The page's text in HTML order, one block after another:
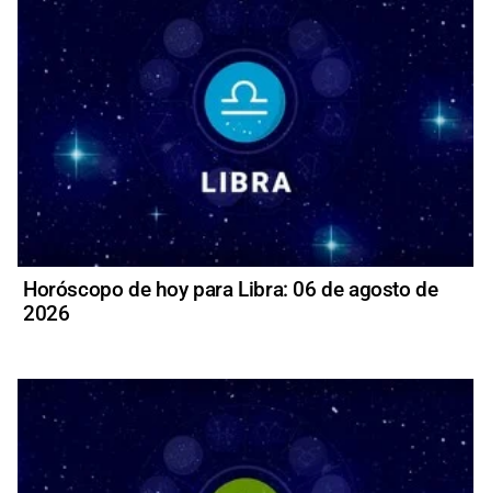
Horóscopo de hoy para Libra: 06 de agosto de
2026